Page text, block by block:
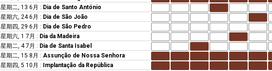
星期二, 13 6月 : Dia de Santo António
星期六, 24 6月 : Dia de São João
星期四, 29 6月 : Dia de São Pedro
星期六, 1 7月 : Dia da Madeira
星期二, 4 7月 : Dia de Santa Isabel
星期二, 15 8月 : Assunção de Nossa Senhora
星期四, 5 10月 :
Implantação da República